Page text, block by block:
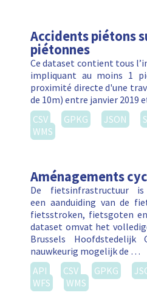
Accidents piétons
piétonnes
Ce dataset contient tous
impliquant au moins 1
proximité directe d'une
de 10m) entre janvier 2019
CSV
GPKG JSON
WMS
Aménagements
De fietsinfrastructuur is
een aanduiding van de
fietsstroken, fietsgoten
dataset omvat het
Brussels
nauwkeurig mogelijk de …
API
CSV GPKG
WFS
WMS